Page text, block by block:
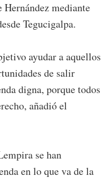
mediante
Tegucigalpa.
ayudar a aquellos
de salir
digna, porque todos
añadió el
se han
en lo que va de la